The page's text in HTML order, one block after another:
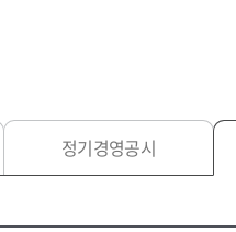
정기경영공시